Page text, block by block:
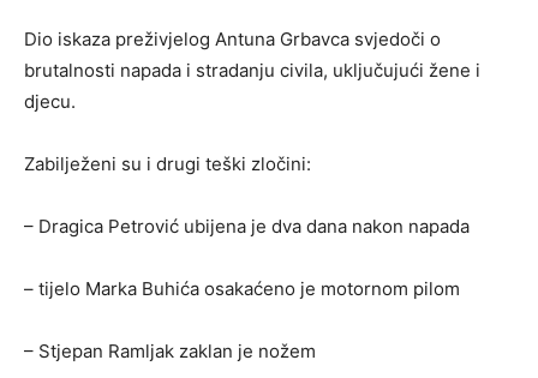
Dio iskaza preživjelog Antuna Grbavca svjedoči o
brutalnosti napada i stradanju civila, uključujući žene i
djecu.
Zabilježeni su i drugi teški zločini:
– Dragica Petrović ubijena je dva dana nakon napada
– tijelo Marka Buhića osakaćeno je motornom pilom
– Stjepan Ramljak zaklan je nožem